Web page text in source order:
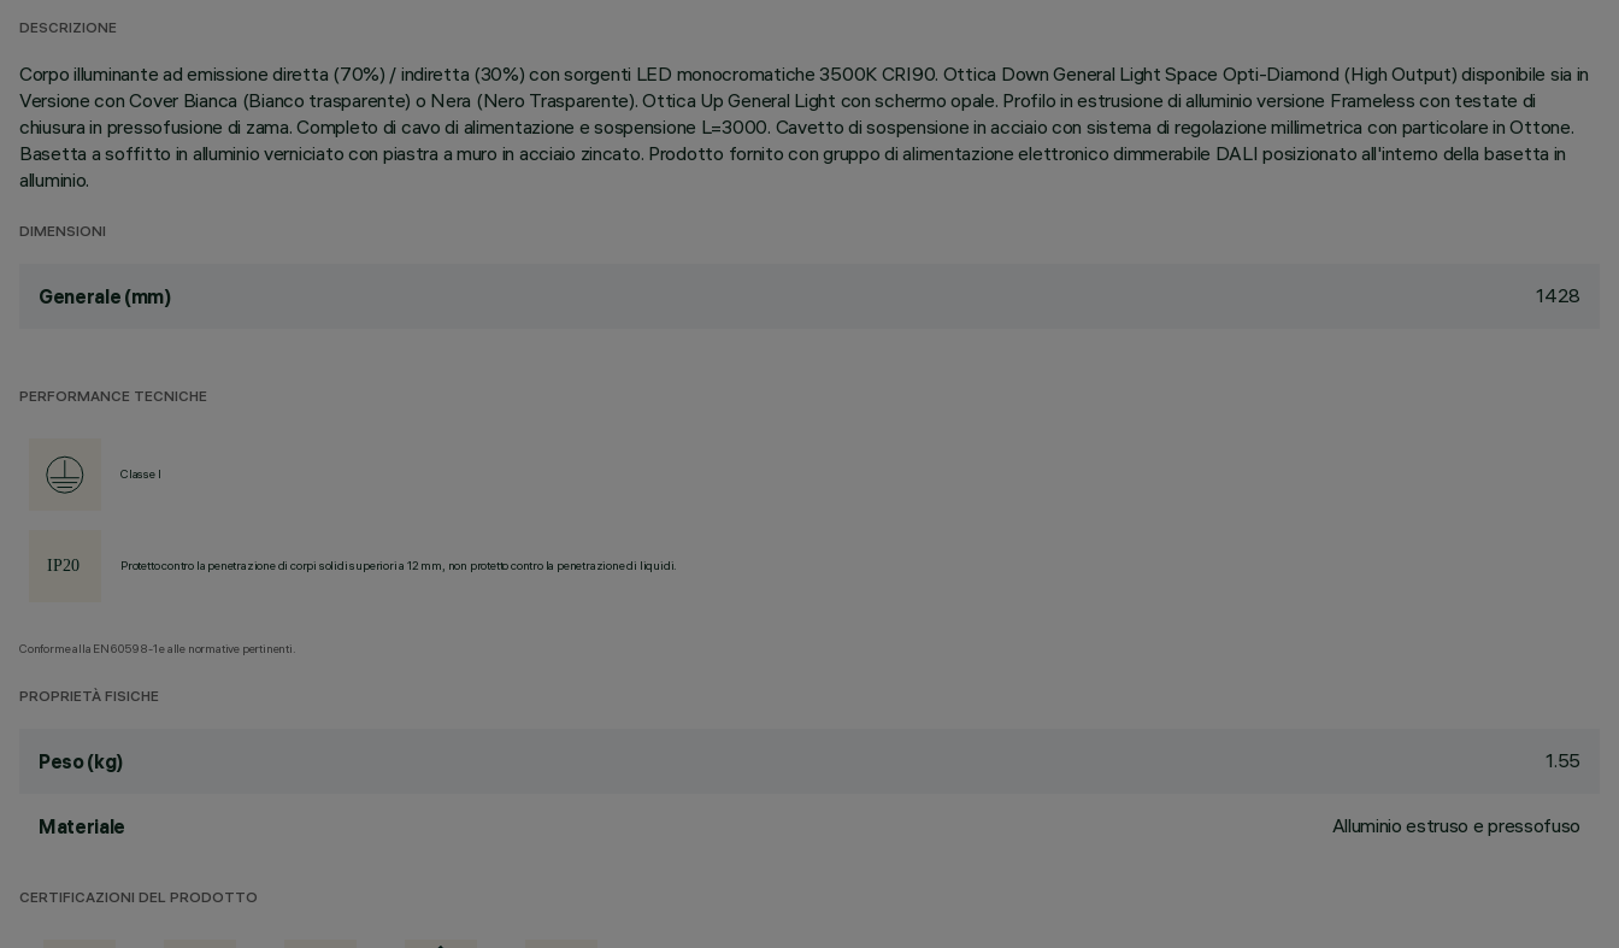
DESCRIZIONE
Corpo illuminante ad emissione diretta (70%) / indiretta (30%) con sorgenti LED monocromatiche 3500K CRI90. Ottica Down General Light Space Opti-Diamond (High Output) disponibile sia in
Versione con Cover Bianca (Bianco trasparente) o Nera (Nero Trasparente). Ottica Up General Light con schermo opale. Profilo in estrusione di alluminio versione Frameless con testate di
chiusura in pressofusione di zama. Completo di cavo di alimentazione e sospensione L=3000. Cavetto di sospensione in acciaio con sistema di regolazione millimetrica con particolare in Ottone.
Basetta a soffitto in alluminio verniciato con piastra a muro in acciaio zincato. Prodotto fornito con gruppo di alimentazione elettronico dimmerabile DALI posizionato all'interno della basetta in
alluminio.
DIMENSIONI
Generale (mm) 1428
PERFORMANCE TECNICHE
Classe I
Protetto contro la penetrazione di corpi solidi superiori a 12 mm, non protetto contro la penetrazione di liquidi.
Conforme alla EN60598-1 e alle normative pertinenti.
PROPRIETÀ FISICHE
Peso (kg) 1.55
Materiale Alluminio estruso e pressofuso
CERTIFICAZIONI DEL PRODOTTO